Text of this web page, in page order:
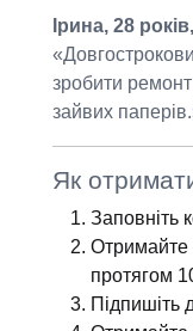
Ірина, 28
зробити ремонт
зайвих
Як
Заповніть
Отримайте
протягом
Підпишіть